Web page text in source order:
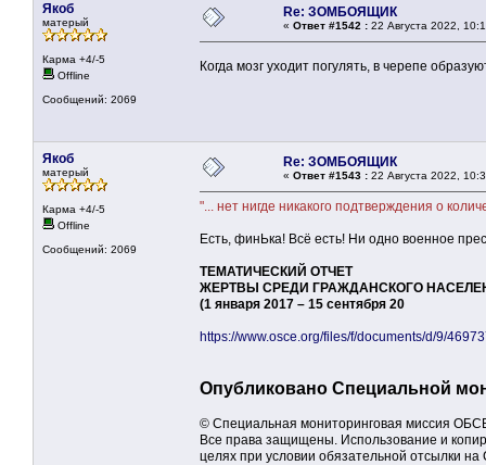
Якоб
матерый
Карма +4/-5
Offline
Сообщений: 2069
Re: ЗОМБОЯЩИК
« Ответ #1542 : 22 Августа 2022,
Когда мозг уходит погулять, в черепе
Якоб
матерый
Карма +4/-5
Offline
Сообщений: 2069
Re: ЗОМБОЯЩИК
« Ответ #1543 : 22 Августа 2022,
"... нет нигде никакого подтверждения о
Есть, финЬка! Всё есть! Ни одно военное
ТЕМАТИЧЕСКИЙ ОТЧЕТ
ЖЕРТВЫ СРЕДИ ГРАЖДАНСКОГО
(1 января 2017 – 15 сентября 20
https://www.osce.org/files/f/documents/d/9/
Опубликовано Специальной
© Специальная мониторинговая миссия
Все права защищены. Использование и
целях при условии обязательной отсылки